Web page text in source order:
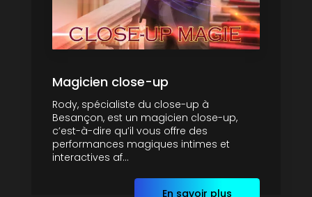
Magicien close-up
Rody, spécialiste du close-up à
Besançon, est un magicien close-up,
c’est-à-dire qu’il vous offre des
performances magiques intimes et
interactives af...
En savoir plus